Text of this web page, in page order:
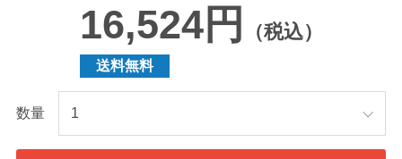
16,524円 （税込）
送料無料
数量